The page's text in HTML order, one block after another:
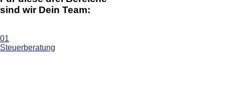
sind wir Dein Team:
01
Steuerberatung